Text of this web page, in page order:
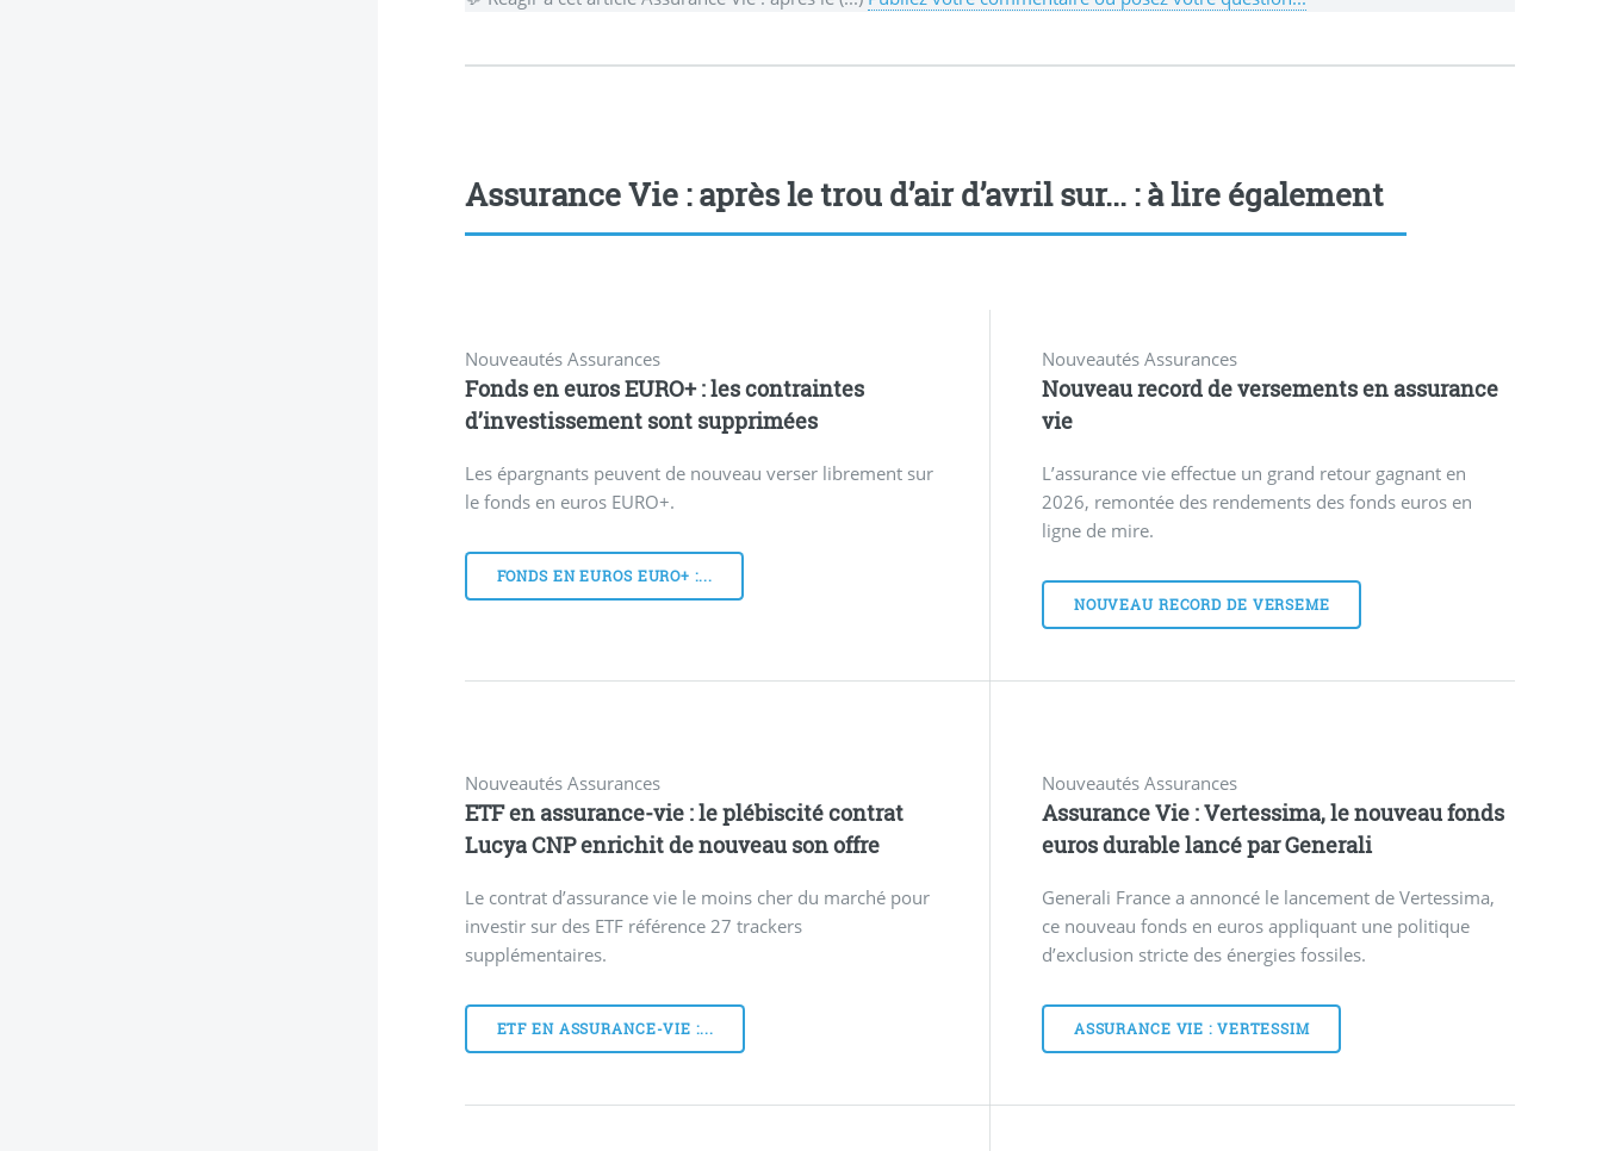
Assurance Vie : après le trou d’air d’avril sur... : à lire également
Nouveautés Assurances
Fonds en euros EURO+ : les contraintes
d’investissement sont supprimées
Les épargnants peuvent de nouveau verser librement sur
le fonds en euros EURO+.
FONDS EN EUROS EURO+ :...
Nouveautés Assurances
Nouveau record de versements en assurance
vie
L’assurance vie effectue un grand retour gagnant en
2026, remontée des rendements des fonds euros en
ligne de mire.
NOUVEAU RECORD DE VERSEME
Nouveautés Assurances
ETF en assurance-vie : le plébiscité contrat
Lucya CNP enrichit de nouveau son offre
Le contrat d’assurance vie le moins cher du marché pour
investir sur des ETF référence 27 trackers
supplémentaires.
ETF EN ASSURANCE-VIE :...
Nouveautés Assurances
Assurance Vie : Vertessima, le nouveau fonds
euros durable lancé par Generali
Generali France a annoncé le lancement de Vertessima,
ce nouveau fonds en euros appliquant une politique
d’exclusion stricte des énergies fossiles.
ASSURANCE VIE : VERTESSIM